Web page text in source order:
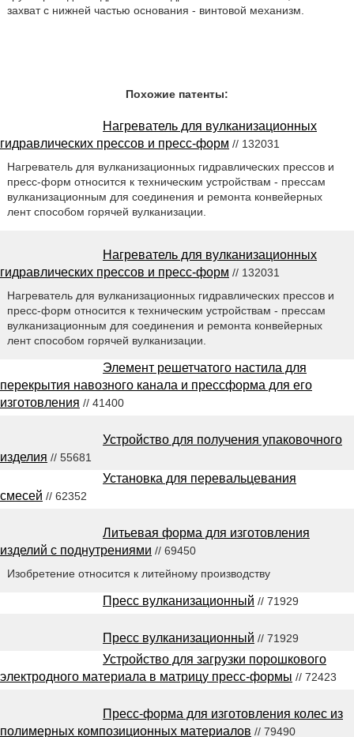
захват с нижней частью основания - винтовой механизм.
Похожие патенты:
Нагреватель для вулканизационных
гидравлических прессов и пресс-форм // 132031
Нагреватель для вулканизационных гидравлических прессов и
пресс-форм относится к техническим устройствам - прессам
вулканизационным для соединения и ремонта конвейерных
лент способом горячей вулканизации.
Нагреватель для вулканизационных
гидравлических прессов и пресс-форм // 132031
Нагреватель для вулканизационных гидравлических прессов и
пресс-форм относится к техническим устройствам - прессам
вулканизационным для соединения и ремонта конвейерных
лент способом горячей вулканизации.
Элемент решетчатого настила для
перекрытия навозного канала и прессформа для его
изготовления // 41400
Устройство для получения упаковочного
изделия // 55681
Установка для перевальцевания
смесей // 62352
Литьевая форма для изготовления
изделий с поднутрениями // 69450
Изобретение относится к литейному производству
Пресс вулканизационный // 71929
Пресс вулканизационный // 71929
Устройство для загрузки порошкового
электродного материала в матрицу пресс-формы // 72423
Пресс-форма для изготовления колес из
полимерных композиционных материалов // 79490